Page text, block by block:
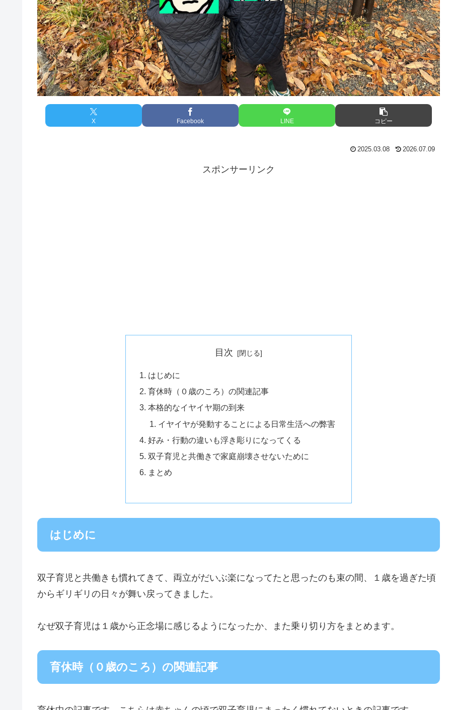
X Facebook LINE コピー
2025.03.08 2026.07.09
スポンサーリンク
目次
はじめに
育休時（０歳のころ）の関連記事
本格的なイヤイヤ期の到来
イヤイヤが発動することによる日常生活への弊害
好み・行動の違いも浮き彫りになってくる
双子育児と共働きで家庭崩壊させないために
まとめ
はじめに
双子育児と共働きも慣れてきて、両立がだいぶ楽になってたと思ったのも束の間、１歳を過ぎた頃
からギリギリの日々が舞い戻ってきました。
なぜ双子育児は１歳から正念場に感じるようになったか、また乗り切り方をまとめます。
育休時（０歳のころ）の関連記事